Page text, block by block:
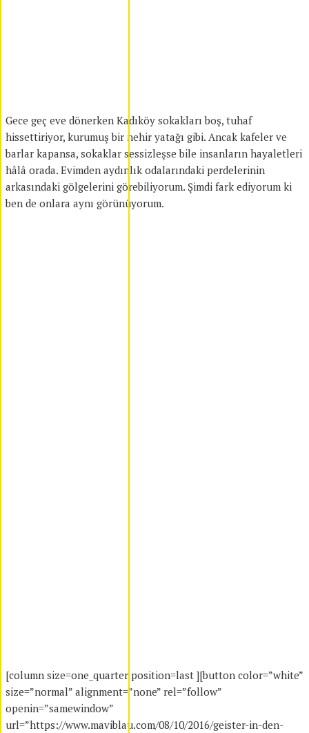
Gece geç eve dönerken Kadıköy sokakları boş, tuhaf
hissettiriyor, kurumuş bir nehir yatağı gibi. Ancak kafeler ve
barlar kapansa, sokaklar sessizleşse bile insanların hayaletleri
hâlâ orada. Evimden aydınlık odalarındaki perdelerinin
arkasındaki gölgelerini görebiliyorum. Şimdi fark ediyorum ki
ben de onlara aynı görünüyorum.
[column size=one_quarter position=last ][button color=”white”
size=”normal” alignment=”none” rel=”follow”
openin=”samewindow”
url=”https://www.maviblau.com/08/10/2016/geister-in-den-